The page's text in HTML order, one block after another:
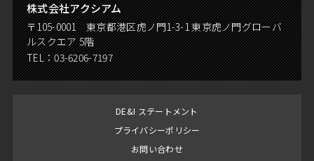
株式会社アクシアム
〒105-0001 東京都港区虎ノ門1-3-1 東京虎ノ門グローバ
ルスクエア 5階
TEL：03-6206-7197
DE&I ステートメント
プライバシーポリシー
お問い合わせ